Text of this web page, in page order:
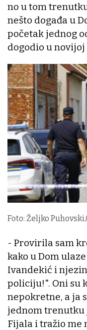
no u tom
nešto događa u
početak jednog
dogodio u
Foto: Željko
- Provirila sam
kako u Dom
Ivandekić i
policiju!". Oni su
nepokretne, a ja
jednom trenutku
Fijala i tražio me